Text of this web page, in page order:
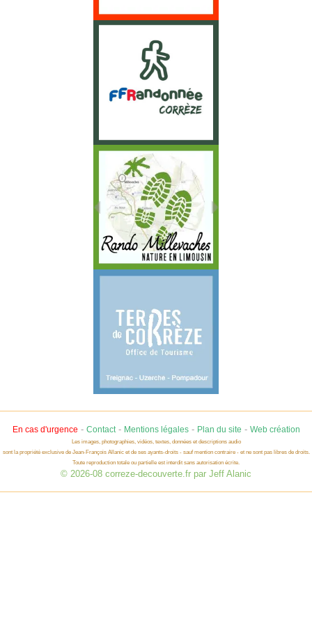
En cas d'urgence - Contact- Mentions légales- Plan du site - Web création
Les images, photographies, vidéos, textes, données et descriptions audio
sont la propriété exclusive de Jean-François Allanic et de ses ayants-droits - sauf mention contraire - et ne sont pas libres de droits.
Toute reproduction totale ou partielle est interdit sans autorisation écrite.
© 2026-08 correze-decouverte.fr par Jeff Alanic